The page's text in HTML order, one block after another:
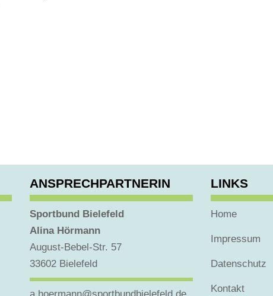
ANSPRECHPARTNERIN
Sportbund Bielefeld
Alina Hörmann
August-Bebel-Str. 57
33602 Bielefeld
LINKS
Home
Impressum
Datenschutz
Kontakt